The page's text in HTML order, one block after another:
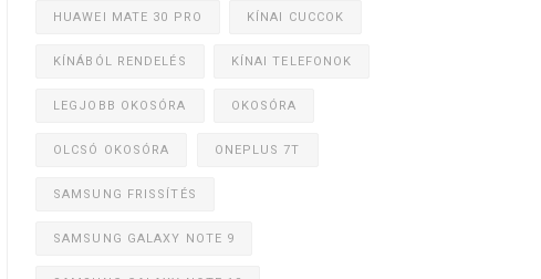
HUAWEI MATE 30 PRO KÍNAI CUCCOK
KÍNÁBÓL RENDELÉS KÍNAI TELEFONOK
LEGJOBB OKOSÓRA OKOSÓRA
OLCSÓ OKOSÓRA ONEPLUS 7T
SAMSUNG FRISSÍTÉS
SAMSUNG GALAXY NOTE 9